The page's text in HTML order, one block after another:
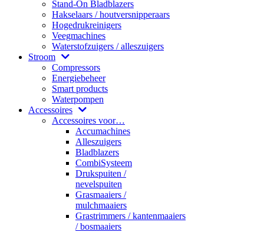
Stand-On Bladblazers
Hakselaars / houtversnipperaars
Hogedrukreinigers
Veegmachines
Waterstofzuigers / alleszuigers
Stroom
Compressors
Energiebeheer
Smart products
Waterpompen
Accessoires
Accessoires voor…
Accumachines
Alleszuigers
Bladblazers
CombiSysteem
Drukspuiten /
nevelspuiten
Grasmaaiers /
mulchmaaiers
Grastrimmers / kantenmaaiers
/ bosmaaiers